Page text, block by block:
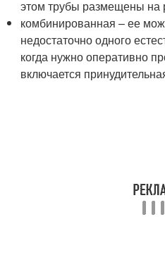
этом трубы размещены на
комбинированная – ее
недостаточно одного
когда нужно оперативно
включается